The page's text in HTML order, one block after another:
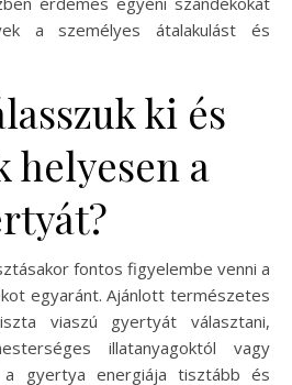
a személyes átalakulást és
ki és
helyesen a
fontos figyelembe venni a
egyaránt. Ajánlott természetes
viaszú gyertyát választani,
illatanyagoktól vagy
a gyertya energiája tisztább és